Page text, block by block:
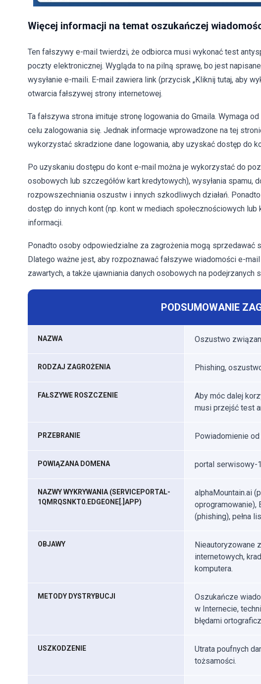
Więcej informacji na temat oszukańczej
Ten fałszywy e-mail twierdzi, że odbiorca musi wykonać test
poczty elektronicznej. Wygląda to na pilną sprawę, bo jest
wysyłanie e-maili. E-mail zawiera link (przycisk „Kliknij tutaj, aby
otwarcia fałszywej strony internetowej.
Ta fałszywa strona imituje stronę logowania do Gmaila. Wymaga
celu zalogowania się. Jednak informacje wprowadzone na tej
wykorzystać skradzione dane logowania, aby uzyskać dostęp do
Po uzyskaniu dostępu do kont e-mail można je wykorzystać do
osobowych lub szczegółów kart kredytowych), wysyłania spamu,
rozpowszechniania oszustw i innych szkodliwych działań.
dostęp do innych kont (np. kont w mediach społecznościowych
informacji.
Ponadto osoby odpowiedzialne za zagrożenia mogą sprzedawać
Dlatego ważne jest, aby rozpoznawać fałszywe wiadomości e-
zawartych, a także ujawniania danych osobowych na podejrzanych
PODSUMOWANIE
NAZWA Oszustwo
RODZAJ ZAGROŻENIA Phishing,
FAŁSZYWE ROSZCZENIE
Aby móc dalej
musi przejść test
PRZEBRANIE Powiadomienie
POWIĄZANA DOMENA portal serwisowy-
NAZWY WYKRYWANIA (SERVICEPORTAL-
1QMRQSNKT0.EDGEONE[.]APP)
alphaMountain.ai
oprogramowanie),
(phishing), pełna
OBJAWY
Nieautoryzowane
internetowych,
komputera.
METODY DYSTRYBUCJI
Oszukańcze
w Internecie,
błędami
USZKODZENIE
Utrata poufnych
tożsamości.